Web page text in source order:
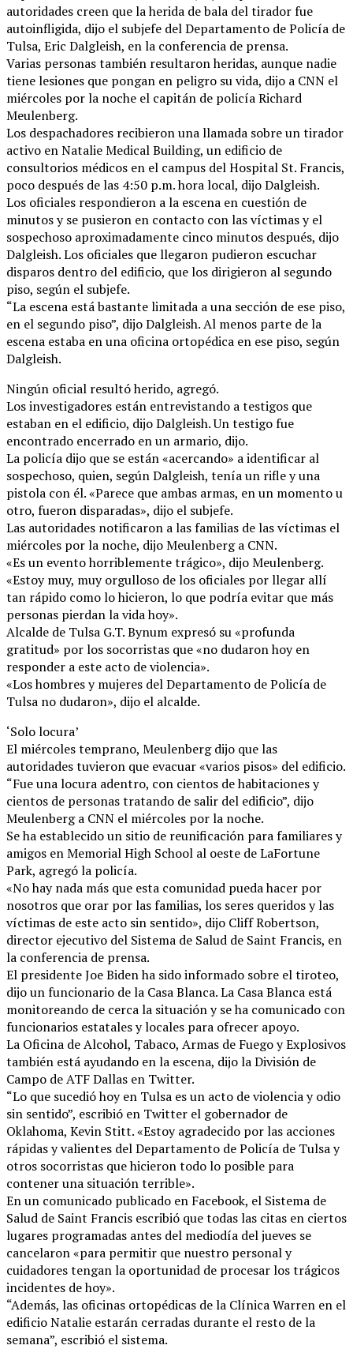
autoridades creen que la herida de bala del tirador fue
autoinfligida, dijo el subjefe del Departamento de Policía de
Tulsa, Eric Dalgleish, en la conferencia de prensa.
Varias personas también resultaron heridas, aunque nadie
tiene lesiones que pongan en peligro su vida, dijo a CNN el
miércoles por la noche el capitán de policía Richard
Meulenberg.
Los despachadores recibieron una llamada sobre un tirador
activo en Natalie Medical Building, un edificio de
consultorios médicos en el campus del Hospital St. Francis,
poco después de las 4:50 p.m. hora local, dijo Dalgleish.
Los oficiales respondieron a la escena en cuestión de
minutos y se pusieron en contacto con las víctimas y el
sospechoso aproximadamente cinco minutos después, dijo
Dalgleish. Los oficiales que llegaron pudieron escuchar
disparos dentro del edificio, que los dirigieron al segundo
piso, según el subjefe.
“La escena está bastante limitada a una sección de ese piso,
en el segundo piso”, dijo Dalgleish. Al menos parte de la
escena estaba en una oficina ortopédica en ese piso, según
Dalgleish.
Ningún oficial resultó herido, agregó.
Los investigadores están entrevistando a testigos que
estaban en el edificio, dijo Dalgleish. Un testigo fue
encontrado encerrado en un armario, dijo.
La policía dijo que se están «acercando» a identificar al
sospechoso, quien, según Dalgleish, tenía un rifle y una
pistola con él. «Parece que ambas armas, en un momento u
otro, fueron disparadas», dijo el subjefe.
Las autoridades notificaron a las familias de las víctimas el
miércoles por la noche, dijo Meulenberg a CNN.
«Es un evento horriblemente trágico», dijo Meulenberg.
«Estoy muy, muy orgulloso de los oficiales por llegar allí
tan rápido como lo hicieron, lo que podría evitar que más
personas pierdan la vida hoy».
Alcalde de Tulsa G.T. Bynum expresó su «profunda
gratitud» por los socorristas que «no dudaron hoy en
responder a este acto de violencia».
«Los hombres y mujeres del Departamento de Policía de
Tulsa no dudaron», dijo el alcalde.
‘Solo locura’
El miércoles temprano, Meulenberg dijo que las
autoridades tuvieron que evacuar «varios pisos» del edificio.
“Fue una locura adentro, con cientos de habitaciones y
cientos de personas tratando de salir del edificio”, dijo
Meulenberg a CNN el miércoles por la noche.
Se ha establecido un sitio de reunificación para familiares y
amigos en Memorial High School al oeste de LaFortune
Park, agregó la policía.
«No hay nada más que esta comunidad pueda hacer por
nosotros que orar por las familias, los seres queridos y las
víctimas de este acto sin sentido», dijo Cliff Robertson,
director ejecutivo del Sistema de Salud de Saint Francis, en
la conferencia de prensa.
El presidente Joe Biden ha sido informado sobre el tiroteo,
dijo un funcionario de la Casa Blanca. La Casa Blanca está
monitoreando de cerca la situación y se ha comunicado con
funcionarios estatales y locales para ofrecer apoyo.
La Oficina de Alcohol, Tabaco, Armas de Fuego y Explosivos
también está ayudando en la escena, dijo la División de
Campo de ATF Dallas en Twitter.
“Lo que sucedió hoy en Tulsa es un acto de violencia y odio
sin sentido”, escribió en Twitter el gobernador de
Oklahoma, Kevin Stitt. «Estoy agradecido por las acciones
rápidas y valientes del Departamento de Policía de Tulsa y
otros socorristas que hicieron todo lo posible para
contener una situación terrible».
En un comunicado publicado en Facebook, el Sistema de
Salud de Saint Francis escribió que todas las citas en ciertos
lugares programadas antes del mediodía del jueves se
cancelaron «para permitir que nuestro personal y
cuidadores tengan la oportunidad de procesar los trágicos
incidentes de hoy».
“Además, las oficinas ortopédicas de la Clínica Warren en el
edificio Natalie estarán cerradas durante el resto de la
semana”, escribió el sistema.